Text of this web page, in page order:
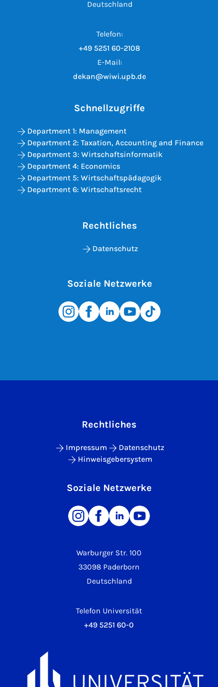
Deutschland
Telefon:
+49 5251 60-2108
E-Mail:
dekan@wiwi.upb.de
Schnellzugriffe
Department 1: Management
Department 2: Taxation, Accounting and Finance
Department 3: Wirtschaftsinformatik
Department 4: Economics
Department 5: Wirtschaftspädagogik
Department 6: Wirtschaftsrecht
Rechtliches
Datenschutz
Soziale Netzwerke
Warburger Str. 100
33098 Paderborn
Deutschland
Telefon Universität
+49 5251 60-0
Rechtliches
Impressum
Datenschutz
Hinweisgebersystem
Soziale Netzwerke